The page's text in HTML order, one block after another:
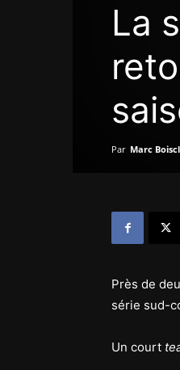
La
Par Marc
Près de
série sud-
Un court